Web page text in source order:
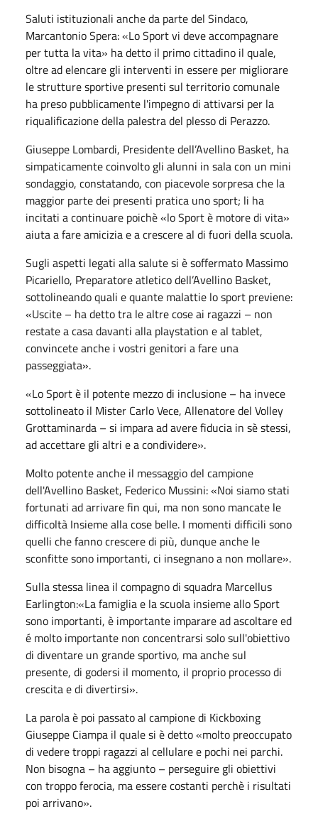
Saluti istituzionali anche da parte del Sindaco,
Marcantonio Spera: «Lo Sport vi deve accompagnare
per tutta la vita» ha detto il primo cittadino il quale,
oltre ad elencare gli interventi in essere per migliorare
le strutture sportive presenti sul territorio comunale
ha preso pubblicamente l'impegno di attivarsi per la
riqualificazione della palestra del plesso di Perazzo.
Giuseppe Lombardi, Presidente dell’Avellino Basket, ha
simpaticamente coinvolto gli alunni in sala con un mini
sondaggio, constatando, con piacevole sorpresa che la
maggior parte dei presenti pratica uno sport; li ha
incitati a continuare poichè «lo Sport è motore di vita»
aiuta a fare amicizia e a crescere al di fuori della scuola.
Sugli aspetti legati alla salute si è soffermato Massimo
Picariello, Preparatore atletico dell’Avellino Basket,
sottolineando quali e quante malattie lo sport previene:
«Uscite – ha detto tra le altre cose ai ragazzi – non
restate a casa davanti alla playstation e al tablet,
convincete anche i vostri genitori a fare una
passeggiata».
«Lo Sport è il potente mezzo di inclusione – ha invece
sottolineato il Mister Carlo Vece, Allenatore del Volley
Grottaminarda – si impara ad avere fiducia in sè stessi,
ad accettare gli altri e a condividere».
Molto potente anche il messaggio del campione
dell'Avellino Basket, Federico Mussini: «Noi siamo stati
fortunati ad arrivare fin qui, ma non sono mancate le
difficoltà Insieme alla cose belle. I momenti difficili sono
quelli che fanno crescere di più, dunque anche le
sconfitte sono importanti, ci insegnano a non mollare».
Sulla stessa linea il compagno di squadra Marcellus
Earlington:«La famiglia e la scuola insieme allo Sport
sono importanti, è importante imparare ad ascoltare ed
é molto importante non concentrarsi solo sull'obiettivo
di diventare un grande sportivo, ma anche sul
presente, di godersi il momento, il proprio processo di
crescita e di divertirsi».
La parola è poi passato al campione di Kickboxing
Giuseppe Ciampa il quale si è detto «molto preoccupato
di vedere troppi ragazzi al cellulare e pochi nei parchi.
Non bisogna – ha aggiunto – perseguire gli obiettivi
con troppo ferocia, ma essere costanti perchè i risultati
poi arrivano».